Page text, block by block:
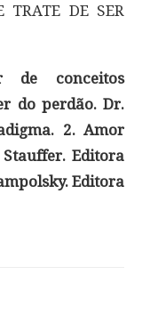
DE SER
de conceitos
do perdão. Dr.
2. Amor
Editora
Editora